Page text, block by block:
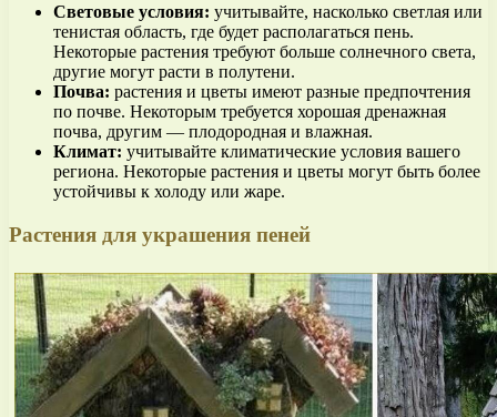
Световые условия: учитывайте, насколько светлая или
тенистая область, где будет располагаться пень.
Некоторые растения требуют больше солнечного света,
другие могут расти в полутени.
Почва: растения и цветы имеют разные предпочтения
по почве. Некоторым требуется хорошая дренажная
почва, другим — плодородная и влажная.
Климат: учитывайте климатические условия вашего
региона. Некоторые растения и цветы могут быть более
устойчивы к холоду или жаре.
Растения для украшения пеней